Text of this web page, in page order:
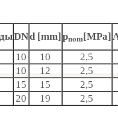
DNd [mm]pnom[MPa]
10 10
2,5
10 12
2,5
15 15
2,5
20 19 2,5